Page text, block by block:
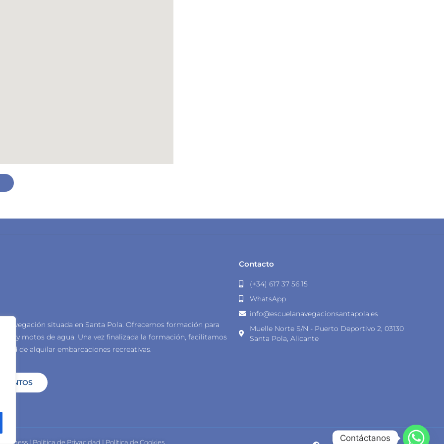
navegación situada en Santa Pola.Ofrecemos formación para
y motos de agua. Una vez finalizada la formación, facilitamos
de alquilar embarcaciones recreativas.
Contacto
(+34) 617 37 56 15
WhatsApp
info@escuelanavegacionsantapola.es
Muelle Norte S/N - Puerto Deportivo 2, 03130
Santa Pola, Alicante
| Política de Privacidad | Política de Cookies Contáctanos